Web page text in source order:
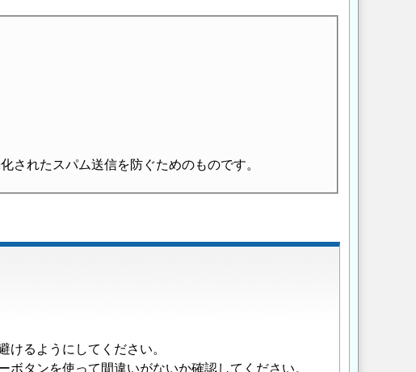
されたスパム送信を防ぐためのものです。
るようにしてください。
タンを使って間違いがないか確認してください。